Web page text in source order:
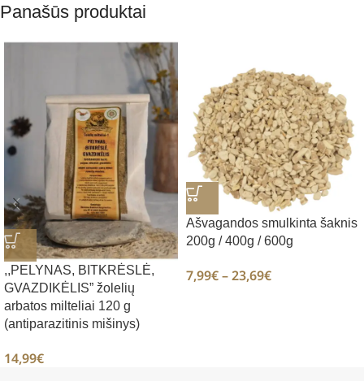
Panašūs produktai
,,PELYNAS, BITKRĖSLĖ,
GVAZDIKĖLIS” žolelių
arbatos milteliai 120 g
(antiparazitinis mišinys)
14,99€
Ašvagandos smulkinta šaknis
200g / 400g / 600g
7,99€–23,69€